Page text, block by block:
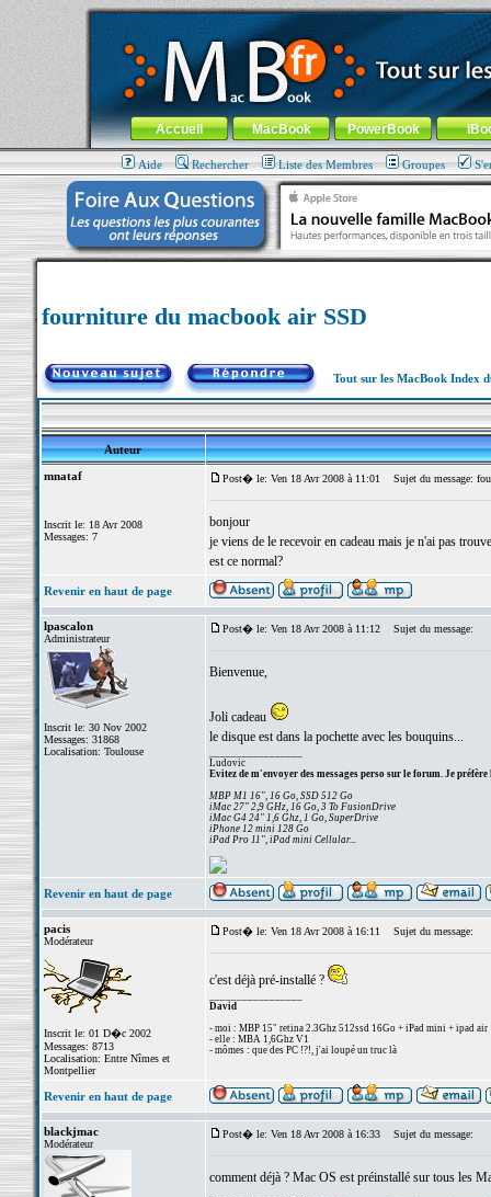
MacBook-fr.com : 100% Apple... 100% nomade !
Aller au contenu-Aller au menu général-Aller au menu de
Menu général
Accueil MacBook PowerBook
Aide Rechercher Liste des Membres Groupes
fourniture du macbook air SSD
Tout sur les MacBook Index
Auteur
mnataf
Inscrit le: 18 Avr 2008
Messages: 7
Post� le: Ven 18 Avr 2008 à 11:01 Sujet du message:
bonjour
je viens de le recevoir en cadeau mais je n'ai pas
est ce normal?
Revenir en haut de page
lpascalon
Administrateur
Inscrit le: 30 Nov 2002
Messages: 31868
Localisation: Toulouse
Post� le: Ven 18 Avr 2008 à 11:12 Sujet du message:
Bienvenue,
Joli cadeau
le disque est dans la pochette avec les bouquins...
Ludovic
Evitez de m'envoyer des messages perso sur le forum. Je préfère
MBP M1 16", 16 Go, SSD 512 Go
iMac 27" 2,9 GHz, 16 Go, 3 To FusionDrive
iMac G4 24" 1,6 Ghz, 1 Go, SuperDrive
iPhone 12 mini 128 Go
iPad Pro 11", iPad mini Cellular...
Revenir en haut de page
pacis
Modérateur
Inscrit le: 01 D�c 2002
Messages: 8713
Localisation: Entre Nîmes et
Montpellier
Post� le: Ven 18 Avr 2008 à 16:11 Sujet du message:
c'est déjà pré-installé ?
David
- moi : MBP 15" retina 2.3Ghz 512ssd 16Go + iPad mini + ipad air
- elle : MBA 1,6Ghz V1
- mômes : que des PC !?!, j'ai loupé un truc là
Revenir en haut de page
blackjmac
Modérateur
Post� le: Ven 18 Avr 2008 à 16:33 Sujet du message:
comment déjà ? Mac OS est préinstallé sur tous les